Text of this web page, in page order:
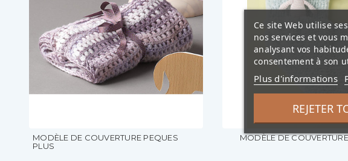
MODÈLE DE COUVERTURE PEQUES
PLUS
MODÈLE DE
Ce site Web utilise
nos services et vous
analysant vos
consentement à son
Plus d'informations
REJETER